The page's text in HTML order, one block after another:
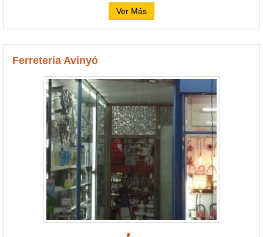
Ver Más
Ferretería Avinyó